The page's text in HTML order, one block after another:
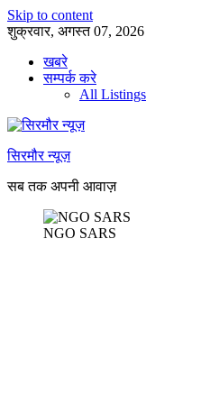
Skip to content
शुक्रवार, अगस्त 07, 2026
खबरे
सम्पर्क करे
All Listings
सिरमौर न्यूज़
सब तक अपनी आवाज़
NGO SARS